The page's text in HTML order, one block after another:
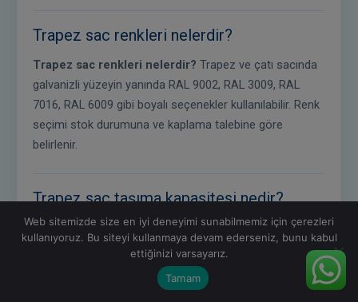
Trapez sac renkleri nelerdir?
Trapez sac renkleri nelerdir? Trapez ve çatı sacında
galvanizli yüzeyin yanında RAL 9002, RAL 3009, RAL
7016, RAL 6009 gibi boyalı seçenekler kullanılabilir. Renk
seçimi stok durumuna ve kaplama talebine göre
belirlenir.
Trapez sac taşıma kapasitesi nedir?
Trapez sac taşıma kapasitesi nedir?Taşıma
kapasitesi form yüksekliği, sac kalınlığı, hadve aralığı,
mesnet açıklığı ve yük tipine göre değişir. 38/151,
50/1000, 60/940 ve 75/750 gibi formlar farklı açıklık
Web sitemizde size en iyi deneyimi sunabilmemiz için çerezleri
kullanıyoruz. Bu siteyi kullanmaya devam ederseniz, bunu kabul
ettiğinizi varsayarız.
Tamam